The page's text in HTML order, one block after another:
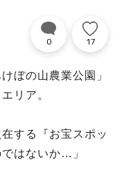
0 17
ぼの山農業公園」
リア。
する『お宝スポッ
はないか…」